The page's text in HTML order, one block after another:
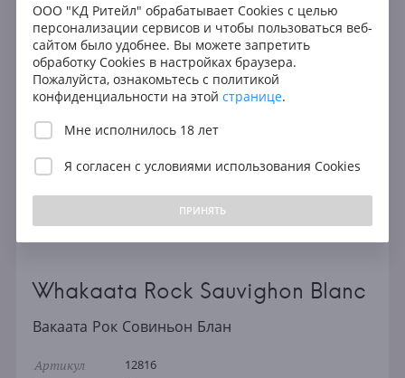
Whakaata Rock Sauvighon Blanc
Вакаата Рок Совиньон Блан
Артикул 12816
ООО "КД Ритейл" обрабатывает Cookies с целью
персонализации сервисов и чтобы пользоваться веб-
сайтом было удобнее. Вы можете запретить
обработку Cookies в настройках браузера.
Пожалуйста, ознакомьтесь с политикой
конфиденциальности на этой странице.
Мне исполнилось 18 лет
Я согласен с условиями использования Cookies
ПРИНЯТЬ